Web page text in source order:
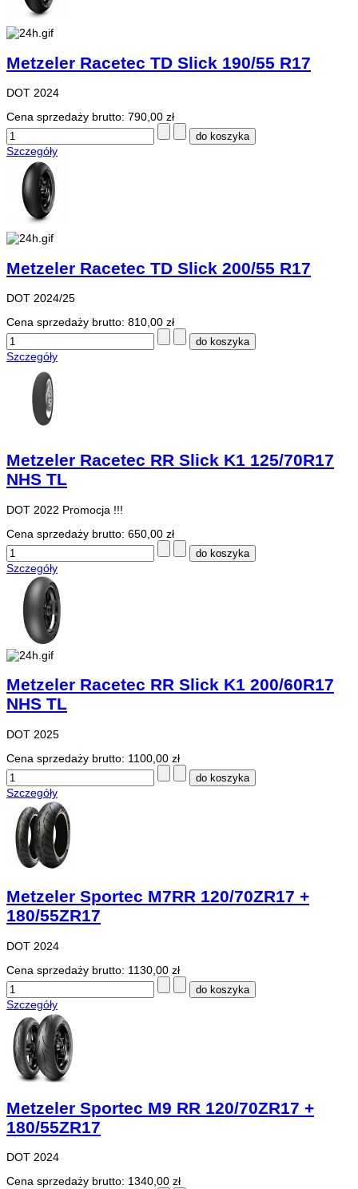
Metzeler Racetec TD Slick 190/55 R17
DOT 2024
Cena sprzedaży brutto: 790,00 zł
Szczegóły
Metzeler Racetec TD Slick 200/55 R17
DOT 2024/25
Cena sprzedaży brutto: 810,00 zł
Szczegóły
Metzeler Racetec RR Slick K1 125/70R17
NHS TL
DOT 2022 Promocja !!!
Cena sprzedaży brutto: 650,00 zł
Szczegóły
Metzeler Racetec RR Slick K1 200/60R17
NHS TL
DOT 2025
Cena sprzedaży brutto: 1100,00 zł
Szczegóły
Metzeler Sportec M7RR 120/70ZR17 +
180/55ZR17
DOT 2024
Cena sprzedaży brutto: 1130,00 zł
Szczegóły
Metzeler Sportec M9 RR 120/70ZR17 +
180/55ZR17
DOT 2024
Cena sprzedaży brutto: 1340,00 zł